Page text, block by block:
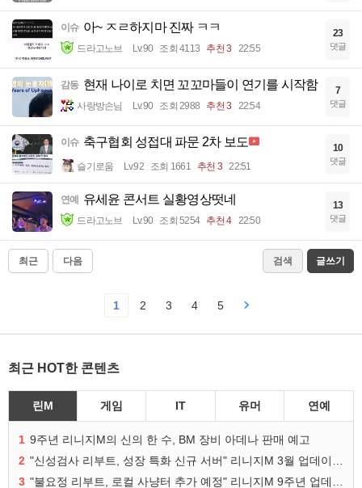
이슈 아~ ㅈㄹ하지마 진짜 ㅋㅋ
드라고노브 Lv.90 조회 4113 추천 3 22:55
23
댓글
감동 현재 나이로 치면 꼬꼬마들이 연기를 시작함
사랑방손님 Lv.90 조회 2988 추천 3 22:54
7
댓글
이슈 축구협회 성접대 파문 2차 보도
슬기로움 Lv.92 조회 1661 추천 3 22:51
10
댓글
연예 유세윤 콘서트 실황영상떳네
드라고노브 Lv.90 조회 5254 추천 4 22:50
13
댓글
최근 다음 검색 글쓰기
1 2 3 4 5
최근 HOT한 콘텐츠
린M 게임 IT 유머 연예
1 9주년 리니지M의 신의 한 수, BM 장비 아데나 판매 예고
2
3